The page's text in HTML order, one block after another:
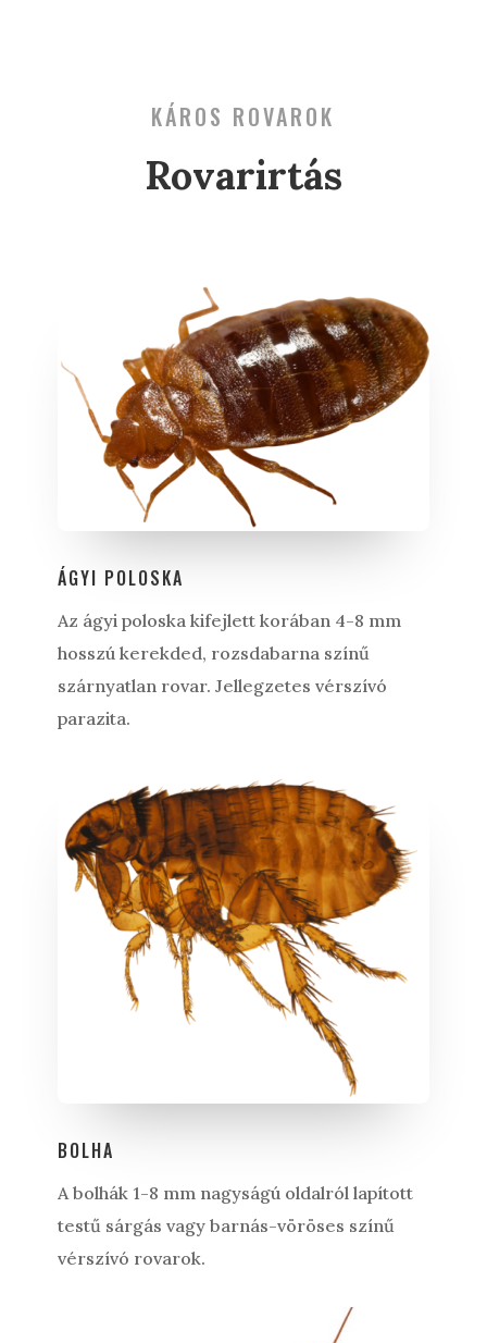
KÁROS ROVAROK
Rovarirtás
ÁGYI POLOSKA
Az ágyi poloska kifejlett korában 4-8 mm
hosszú kerekded, rozsdabarna színű
szárnyatlan rovar. Jellegzetes vérszívó
parazita.
BOLHA
A bolhák 1-8 mm nagyságú oldalról lapított
testű sárgás vagy barnás-vöröses színű
vérszívó rovarok.